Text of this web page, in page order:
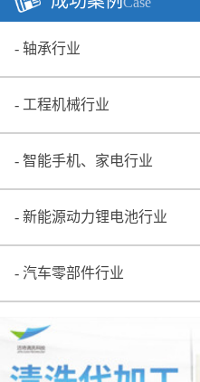
轴承行业
工程机械行业
智能手机、家电行业
新能源动力锂电池行业
汽车零部件行业